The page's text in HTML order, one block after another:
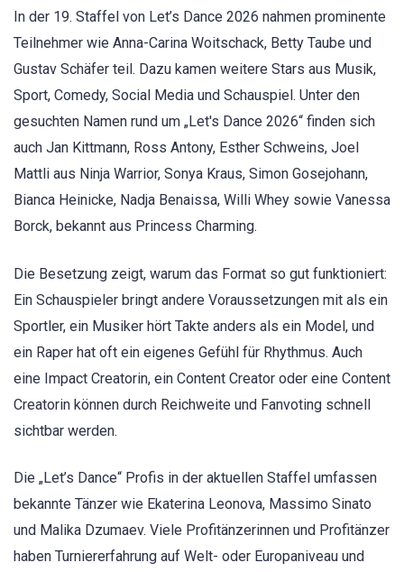
In der 19. Staffel von Let’s Dance 2026 nahmen prominente
Teilnehmer wie Anna-Carina Woitschack, Betty Taube und
Gustav Schäfer teil. Dazu kamen weitere Stars aus Musik,
Sport, Comedy, Social Media und Schauspiel. Unter den
gesuchten Namen rund um „Let's Dance 2026“ finden sich
auch Jan Kittmann, Ross Antony, Esther Schweins, Joel
Mattli aus Ninja Warrior, Sonya Kraus, Simon Gosejohann,
Bianca Heinicke, Nadja Benaissa, Willi Whey sowie Vanessa
Borck, bekannt aus Princess Charming.
Die Besetzung zeigt, warum das Format so gut funktioniert:
Ein Schauspieler bringt andere Voraussetzungen mit als ein
Sportler, ein Musiker hört Takte anders als ein Model, und
ein Raper hat oft ein eigenes Gefühl für Rhythmus. Auch
eine Impact Creatorin, ein Content Creator oder eine Content
Creatorin können durch Reichweite und Fanvoting schnell
sichtbar werden.
Die „Let’s Dance“ Profis in der aktuellen Staffel umfassen
bekannte Tänzer wie Ekaterina Leonova, Massimo Sinato
und Malika Dzumaev. Viele Profitänzerinnen und Profitänzer
haben Turniererfahrung auf Welt- oder Europaniveau und